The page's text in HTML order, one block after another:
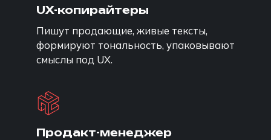
UX-копирайтеры
Пишут продающие, живые тексты,
формируют тональность, упаковывают
смыслы под UX.
Продакт-менеджер